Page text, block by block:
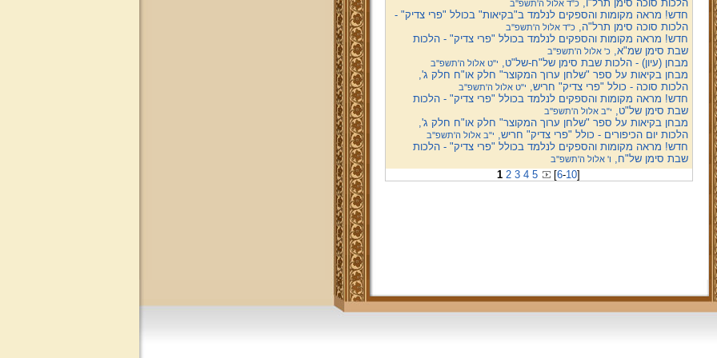
הלכות סוכה סימן תרל"ו,כ"ד אלול ה'תשפ''ב
חדש! מראה מקומות והספקים לנלמד ב"בקיאות" בכולל "פרי צדיק" -
הלכות סוכה סימן תרל"ה,כ"ד אלול ה'תשפ''ב
חדש! מראה מקומות והספקים לנלמד בכולל "פרי צדיק" - הלכות
שבת סימן שמ"א,כ' אלול ה'תשפ''ב
מבחן (עיון) - הלכות שבת סימן של"ח-של"ט, י"ט אלול ה'תשפ''ב
מבחן בקיאות על ספר "שלחן ערוך המקוצר" חלק או"ח חלק ג',
הלכות סוכה - כולל "פרי צדיק" חריש, י"ט אלול ה'תשפ''ב
חדש! מראה מקומות והספקים לנלמד בכולל "פרי צדיק" - הלכות
שבת סימן של"ט, י"ב אלול ה'תשפ''ב
מבחן בקיאות על ספר "שלחן ערוך המקוצר" חלק או"ח חלק ג',
הלכות יום הכיפורים - כולל "פרי צדיק" חריש, י"ב אלול ה'תשפ''ב
חדש! מראה מקומות והספקים לנלמד בכולל "פרי צדיק" - הלכות
שבת סימן של"ח, ו' אלול ה'תשפ''ב
1 2 3 4 5 [6-10]